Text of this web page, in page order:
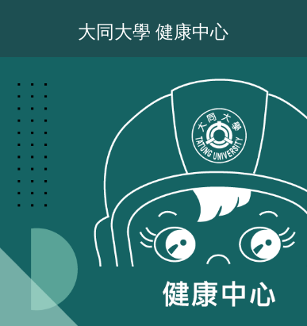
容
區
大同大學 健康中心